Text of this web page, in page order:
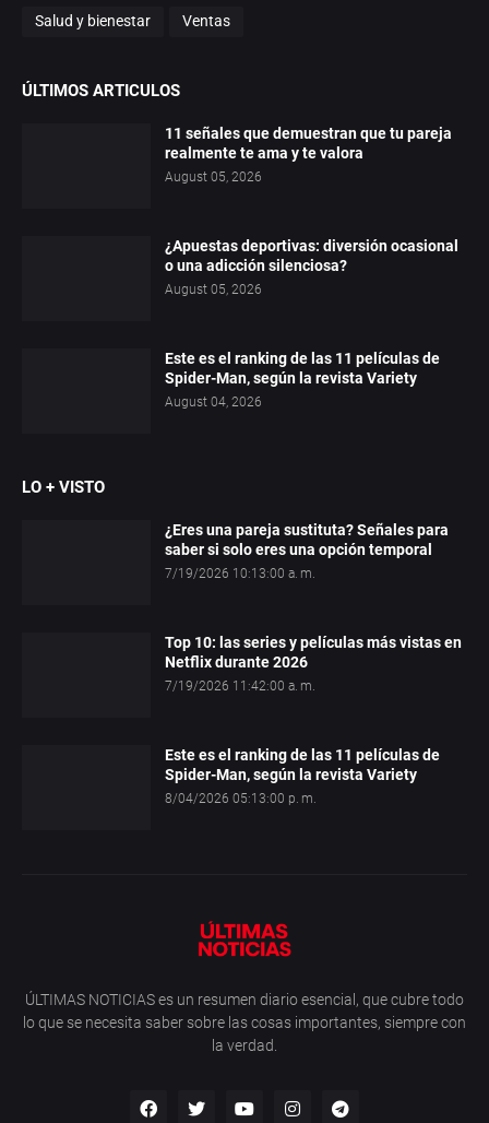
Salud y bienestar Ventas
ÚLTIMOS ARTICULOS
11 señales que demuestran que tu pareja
realmente te ama y te valora
August 05, 2026
¿Apuestas deportivas: diversión ocasional
o una adicción silenciosa?
August 05, 2026
Este es el ranking de las 11 películas de
Spider-Man, según la revista Variety
August 04, 2026
LO + VISTO
¿Eres una pareja sustituta? Señales para
saber si solo eres una opción temporal
7/19/2026 10:13:00 a. m.
Top 10: las series y películas más vistas en
Netflix durante 2026
7/19/2026 11:42:00 a. m.
Este es el ranking de las 11 películas de
Spider-Man, según la revista Variety
8/04/2026 05:13:00 p. m.
ÚLTIMAS NOTICIAS es un resumen diario esencial, que cubre todo
lo que se necesita saber sobre las cosas importantes, siempre con
la verdad.